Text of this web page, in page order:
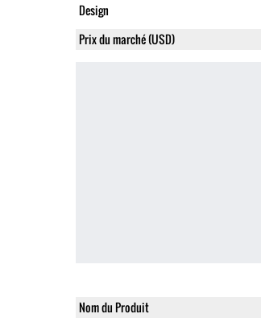
Design
Prix du marché (USD)
Nom du Produit